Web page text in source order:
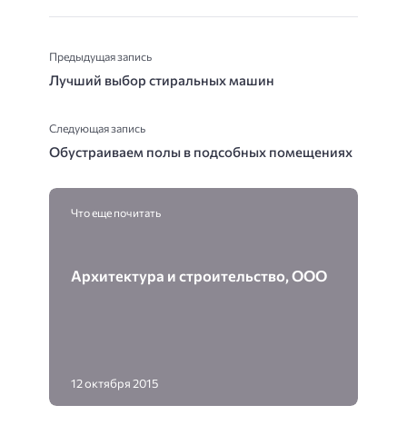
Предыдущая запись
Лучший выбор стиральных машин
Следующая запись
Обустраиваем полы в подсобных помещениях
Что еще почитать
Архитектура и строительство, ООО
12 октября 2015